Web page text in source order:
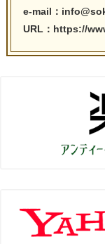
e-mail：
URL：https://